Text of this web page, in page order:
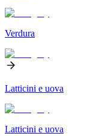
Verdura
Latticini e uova
Latticini e uova